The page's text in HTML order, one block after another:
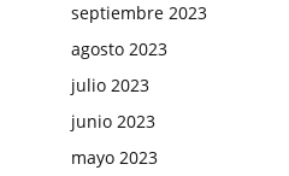
septiembre 2023
agosto 2023
julio 2023
junio 2023
mayo 2023